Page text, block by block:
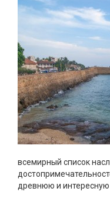
всемирный список
древнюю и интересную